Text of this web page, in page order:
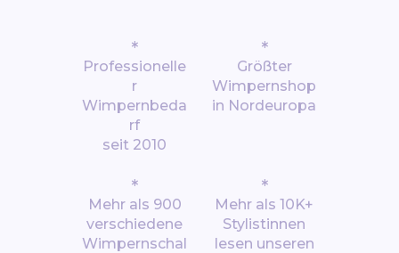
*
Professionelle
r
Wimpernbeda
rf
seit 2010
*
Größter
Wimpernshop
in Nordeuropa
*
Mehr als 900
verschiedene
Wimpernschal
*
Mehr als 10K+
Stylistinnen
lesen unseren